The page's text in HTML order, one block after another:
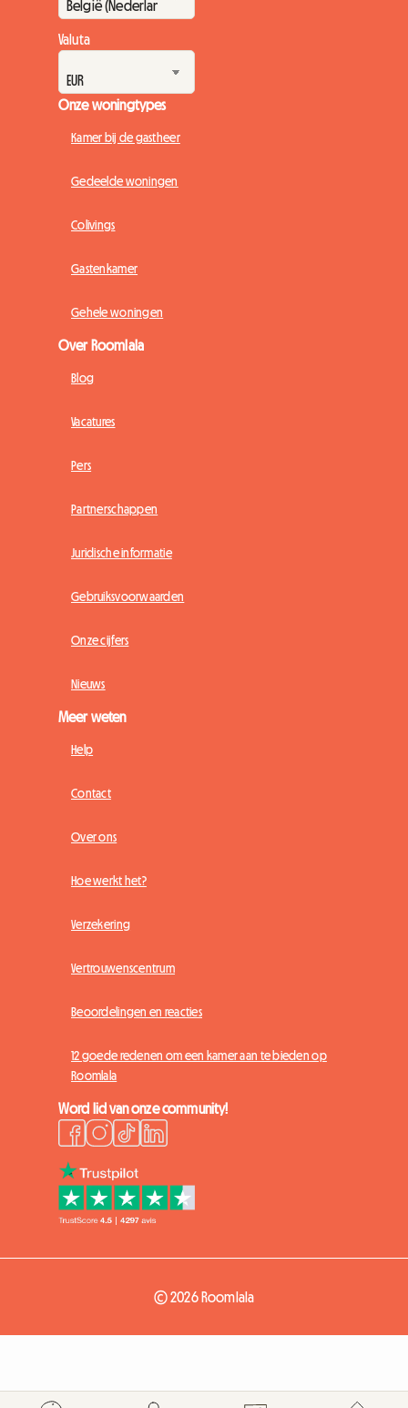
Valuta
Onze woningtypes
Kamer bij de gastheer
Gedeelde woningen
Colivings
Gastenkamer
Gehele woningen
Over Roomlala
Blog
Vacatures
Pers
Partnerschappen
Juridische informatie
Gebruiksvoorwaarden
Onze cijfers
Nieuws
Meer weten
Help
Contact
Over ons
Hoe werkt het?
Verzekering
Vertrouwenscentrum
Beoordelingen en reacties
12 goede redenen om een kamer aan te bieden op
Roomlala
Word lid van onze community!
© 2026 Roomlala